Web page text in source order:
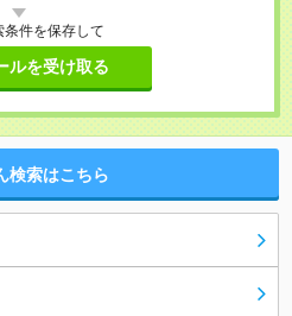
条件を保存して
ルを受け取る
検索はこちら